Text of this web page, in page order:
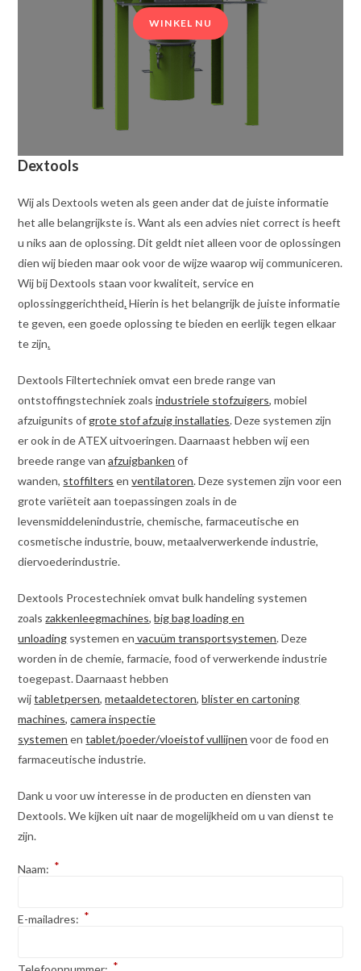
WINKEL NU
Dextools
Wij als Dextools weten als geen ander dat de juiste informatie
het alle belangrijkste is. Want als een advies niet correct is heeft
u niks aan de oplossing. Dit geldt niet alleen voor de oplossingen
dien wij bieden maar ook voor de wijze waarop wij communiceren.
Wij bij Dextools staan voor kwaliteit, service en
oplossinggerichtheid.Hierin is het belangrijk de juiste informatie
te geven, een goede oplossing te bieden en eerlijk tegen elkaar
te zijn.
Dextools Filtertechniek omvat een brede range van
ontstoffingstechniek zoalsindustriele stofzuigers, mobiel
afzuigunits of grote stof afzuig installaties. Deze systemen zijn
er ook in de ATEX uitvoeringen. Daarnaast hebben wij een
breede range vanafzuigbanken of
wanden, stoffilters enventilatoren. Deze systemen zijn voor een
grote variëteit aan toepassingen zoals in de
levensmiddelenindustrie, chemische, farmaceutische en
cosmetische industrie, bouw, metaalverwerkende industrie,
diervoederindustrie.
Dextools Procestechniek omvat bulk handeling systemen
zoalszakkenleegmachines,big bag loading en
unloading systemen en vacuüm transportsystemen. Deze
worden in de chemie, farmacie, food of verwerkende industrie
toegepast. Daarnaast hebben
wijtabletpersen,metaaldetectoren,blister en cartoning
machines, camera inspectie
systemen entablet/poeder/vloeistof vullijnen voor de food en
farmaceutische industrie.
Dank u voor uw interesse in de producten en diensten van
Dextools. We kijken uit naar de mogelijkheid om u van dienst te
zijn.
Naam: *
E-mailadres: *
*